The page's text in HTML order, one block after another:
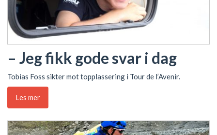
– Jeg fikk gode svar i dag
Tobias Foss sikter mot topplassering i Tour de l’Avenir.
Les mer